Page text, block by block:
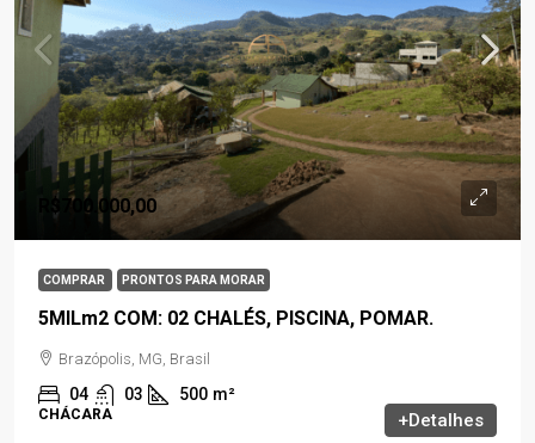
R$700.000,00
COMPRAR PRONTOS PARA MORAR
5MILm2 COM: 02 CHALÉS, PISCINA, POMAR.
Brazópolis, MG, Brasil
04 03 500 m²
CHÁCARA +Detalhes